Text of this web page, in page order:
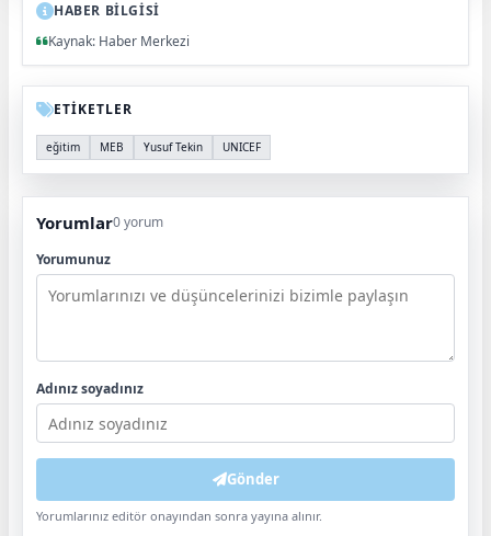
HABER BİLGİSİ
Kaynak: Haber Merkezi
ETİKETLER
eğitim MEB Yusuf Tekin UNICEF
Yorumlar0 yorum
Yorumunuz
Adınız soyadınız
Gönder
Yorumlarınız editör onayından sonra yayına alınır.